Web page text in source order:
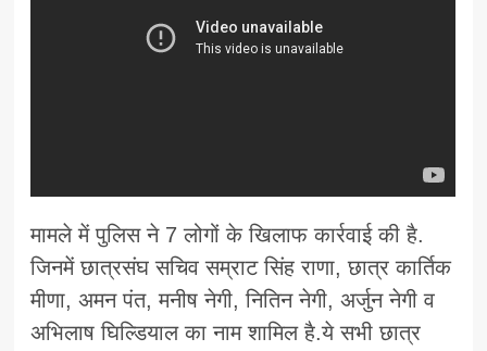
मामले में पुलिस ने 7 लोगों के खिलाफ कार्रवाई की है.
जिनमें छात्रसंघ सचिव सम्राट सिंह राणा, छात्र कार्तिक
मीणा, अमन पंत, मनीष नेगी, नितिन नेगी, अर्जुन नेगी व
अभिलाष घिल्डियाल का नाम शामिल है.ये सभी छात्र